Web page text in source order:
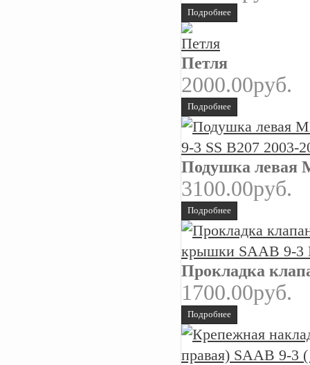
Подробнее
Петля
2000.00руб.
Подробнее
Подушка левая
3100.00руб.
Подробнее
Прокладка
1700.00руб.
Подробнее